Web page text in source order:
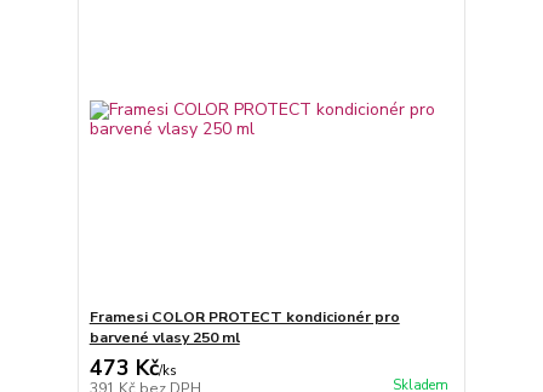
Framesi COLOR PROTECT kondicionér pro
barvené vlasy 250 ml
473 Kč/ks
391 Kč bez DPH Skladem